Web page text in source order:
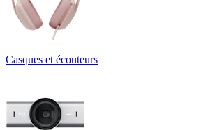
Casques et écouteurs